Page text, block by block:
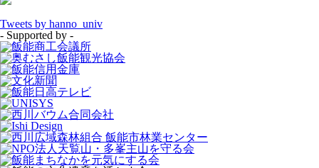
Tweets by hanno_univ
- Supported by -